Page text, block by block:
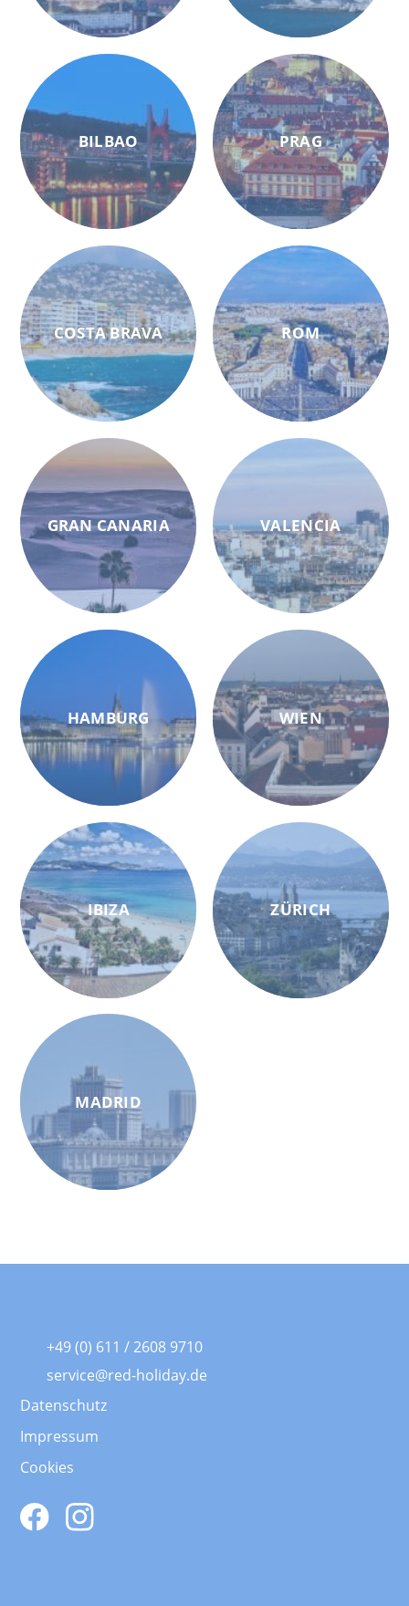
BILBAO
COSTA BRAVA
GRAN CANARIA
HAMBURG
IBIZA
MADRID
PRAG
ROM
VALENCIA
WIEN
ZÜRICH
+49 (0) 611 / 2608 9710
service@red-holiday.de
Datenschutz
Impressum
Cookies